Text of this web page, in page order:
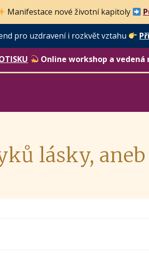
Manifestace nové životní kapitoly
pro uzdravení i rozkvět vztahu
Online workshop a vedená
lásky,